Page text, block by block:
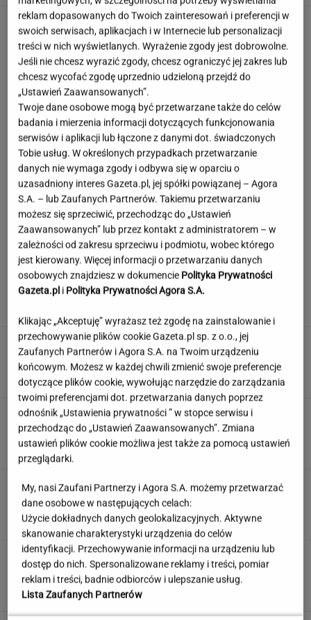
Wieniawa jako jurorka "TzG" to
dobry pomysł? "Będzie musiała być uważna"
Słowa, których używały nasze prababcie.
Udowodnij, że wiesz o co chodzi
"Mam kontrolę nad własnym ciałem". Kobiety
masowo stawiają na boysober
Polski "Tinder dla lekarzy". "Nie
chodzi o wywyższanie się"
SUBSKRYPCJA
"Poznajmy się bliżej". Nawrocka zaprasza
młode Polki
reklam dopasowanych do Twoich zainteresowań i preferencji w
swoich serwisach, aplikacjach i w Internecie lub personalizacji
treści w nich wyświetlanych. Wyrażenie zgody jest dobrowolne.
Jeśli nie chcesz wyrazić zgody, chcesz ograniczyć jej zakres lub
chcesz wycofać zgodę uprzednio udzieloną przejdź do
„Ustawień Zaawansowanych”.
Twoje dane osobowe mogą być przetwarzane także do celów
badania i mierzenia informacji dotyczących funkcjonowania
serwisów i aplikacji lub łączone z danymi dot. świadczonych
Tobie usług. W określonych przypadkach przetwarzanie
danych nie wymaga zgody i odbywa się w oparciu o
uzasadniony interes Gazeta.pl, jej spółki powiązanej – Agora
S.A. – lub Zaufanych Partnerów. Takiemu przetwarzaniu
możesz się sprzeciwić, przechodząc do „Ustawień
Zaawansowanych” lub przez kontakt z administratorem – w
zależności od zakresu sprzeciwu i podmiotu, wobec którego
jest kierowany. Więcej informacji o przetwarzaniu danych
osobowych znajdziesz w dokumencie Polityka Prywatności
Gazeta.pl i Polityka Prywatności Agora S.A.
Klikając „Akceptuję” wyrażasz też zgodę na zainstalowanie i
przechowywanie plików cookie Gazeta.pl sp. z o.o., jej
Zaufanych Partnerów i Agora S.A. na Twoim urządzeniu
końcowym. Możesz w każdej chwili zmienić swoje preferencje
dotyczące plików cookie, wywołując narzędzie do zarządzania
twoimi preferencjami dot. przetwarzania danych poprzez
odnośnik „Ustawienia prywatności ” w stopce serwisu i
przechodząc do „Ustawień Zaawansowanych”. Zmiana
ustawień plików cookie możliwa jest także za pomocą ustawień
przeglądarki.
My, nasi Zaufani Partnerzy i Agora S.A. możemy przetwarzać
dane osobowe w następujących celach:
Użycie dokładnych danych geolokalizacyjnych. Aktywne
skanowanie charakterystyki urządzenia do celów
identyfikacji. Przechowywanie informacji na urządzeniu lub
dostęp do nich. Spersonalizowane reklamy i treści, pomiar
reklam i treści, badnie odbiorców i ulepszanie usług.
Lista Zaufanych Partnerów